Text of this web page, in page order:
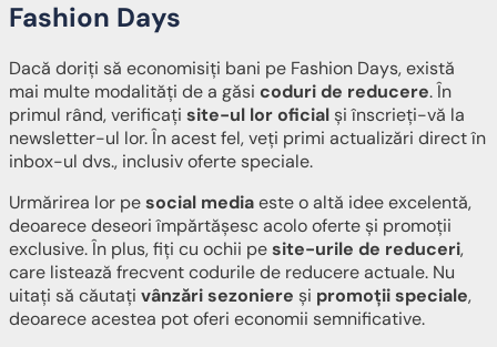
Fashion Days
Dacă doriți să economisiți bani pe Fashion Days, există
mai multe modalități de a găsi coduri de reducere. În
primul rând, verificați site-ul lor oficial și înscrieți-vă la
newsletter-ul lor. În acest fel, veți primi actualizări direct în
inbox-ul dvs., inclusiv oferte speciale.
Urmărirea lor pesocial mediaeste o altă idee excelentă,
deoarece deseori împărtășesc acolo oferte și promoții
exclusive. În plus, fiți cu ochii pesite-urile de reduceri,
care listează frecvent codurile de reducere actuale. Nu
uitați să căutați vânzări sezoniere și promoții speciale,
deoarece acestea pot oferi economii semnificative.